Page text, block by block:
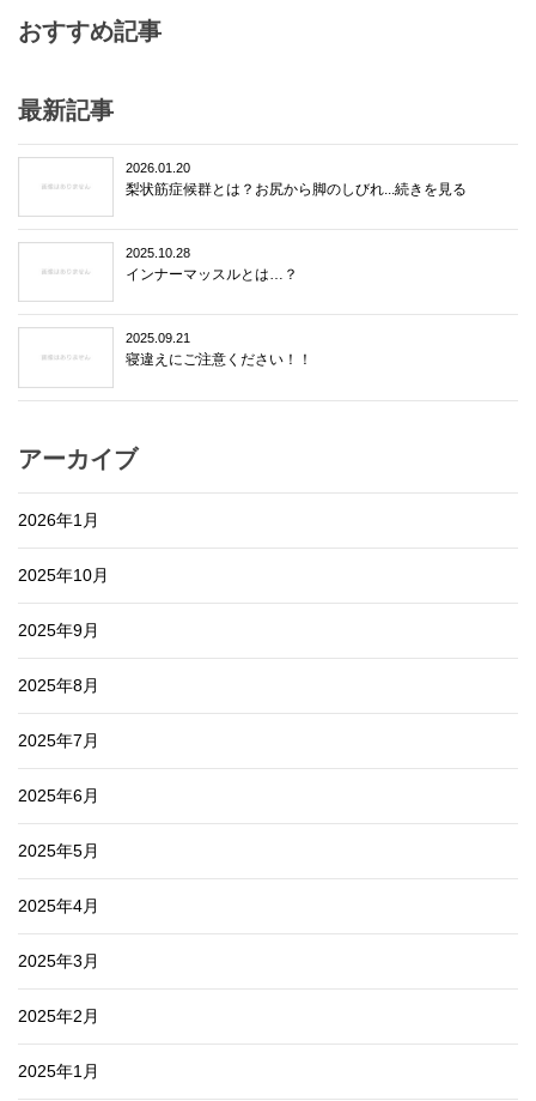
おすすめ記事
最新記事
2026.01.20
梨状筋症候群とは？お尻から脚のしびれ...続きを見る
2025.10.28
インナーマッスルとは…？
2025.09.21
寝違えにご注意ください！！
アーカイブ
2026年1月
2025年10月
2025年9月
2025年8月
2025年7月
2025年6月
2025年5月
2025年4月
2025年3月
2025年2月
2025年1月